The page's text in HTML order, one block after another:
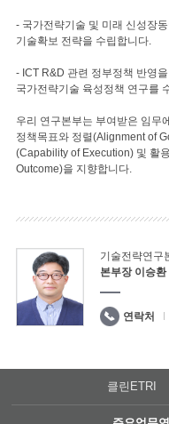
- 국가전략기술 및 미래 신성장
기술확보 전략을 수립합니다.
- ICT R&D 관련 정부정책 반영
국가전략기술 육성정책 연구를
우리 연구본부는 부여받은 임무
정책목표와 정렬(Alignment of
(Capability of Execution) 및 활
Outcome)을 지향합니다.
기술전략연구
본부장 이승환
연락처
클린ETRI